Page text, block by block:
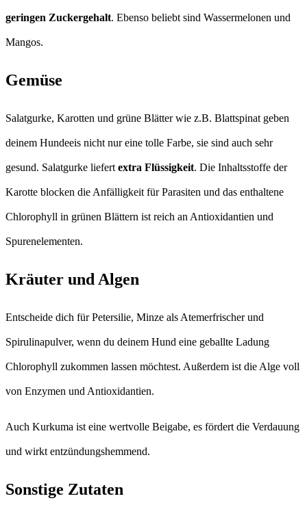
geringen Zuckergehalt. Ebenso beliebt sind Wassermelonen und
Mangos.
Gemüse
Salatgurke, Karotten und grüne Blätter wie z.B. Blattspinat geben
deinem Hundeeis nicht nur eine tolle Farbe, sie sind auch sehr
gesund. Salatgurke liefert extra Flüssigkeit. Die Inhaltsstoffe der
Karotte blocken die Anfälligkeit für Parasiten und das enthaltene
Chlorophyll in grünen Blättern ist reich an Antioxidantien und
Spurenelementen.
Kräuter und Algen
Entscheide dich für Petersilie, Minze als Atemerfrischer und
Spirulinapulver, wenn du deinem Hund eine geballte Ladung
Chlorophyll zukommen lassen möchtest. Außerdem ist die Alge voll
von Enzymen und Antioxidantien.
Auch Kurkuma ist eine wertvolle Beigabe, es fördert die Verdauung
und wirkt entzündungshemmend.
Sonstige Zutaten